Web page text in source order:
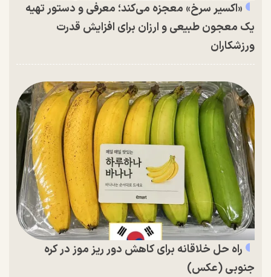
«اکسیر سرخ» معجزه می‌کند؛ معرفی و دستور تهیه
یک معجون طبیعی و ارزان برای افزایش قدرت
ورزشکاران
راه حل خلاقانه برای کاهش دور ریز موز در کره
جنوبی (عکس)